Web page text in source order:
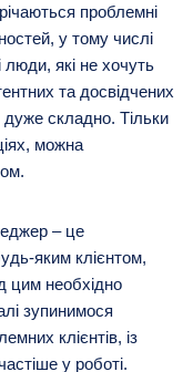
проблемні
у тому числі
які не хочуть
та досвідчених
складно. Тільки
можна
– це
яким клієнтом,
цим необхідно
зупинимося
клієнтів, із
у роботі.